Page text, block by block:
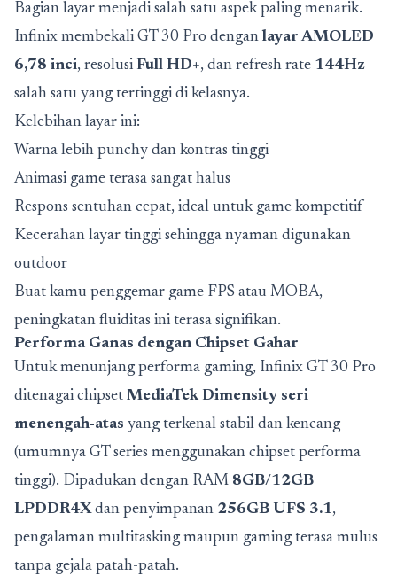
Bagian layar menjadi salah satu aspek paling menarik.
Infinix membekali GT 30 Pro dengan layar AMOLED
6,78 inci, resolusi Full HD+, dan refresh rate 144Hz
salah satu yang tertinggi di kelasnya.
Kelebihan layar ini:
Warna lebih punchy dan kontras tinggi
Animasi game terasa sangat halus
Respons sentuhan cepat, ideal untuk game kompetitif
Kecerahan layar tinggi sehingga nyaman digunakan
outdoor
Buat kamu penggemar game FPS atau MOBA,
peningkatan fluiditas ini terasa signifikan.
Performa Ganas dengan Chipset Gahar
Untuk menunjang performa gaming, Infinix GT 30 Pro
ditenagai chipset MediaTek Dimensity seri
menengah-atas yang terkenal stabil dan kencang
(umumnya GT series menggunakan chipset performa
tinggi). Dipadukan dengan RAM 8GB/12GB
LPDDR4Xdan penyimpanan 256GB UFS 3.1,
pengalaman multitasking maupun gaming terasa mulus
tanpa gejala patah-patah.